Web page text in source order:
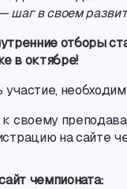
шаг в своем
отборы
в октябре!
участие,
к своему
на сайте
чемпионата: